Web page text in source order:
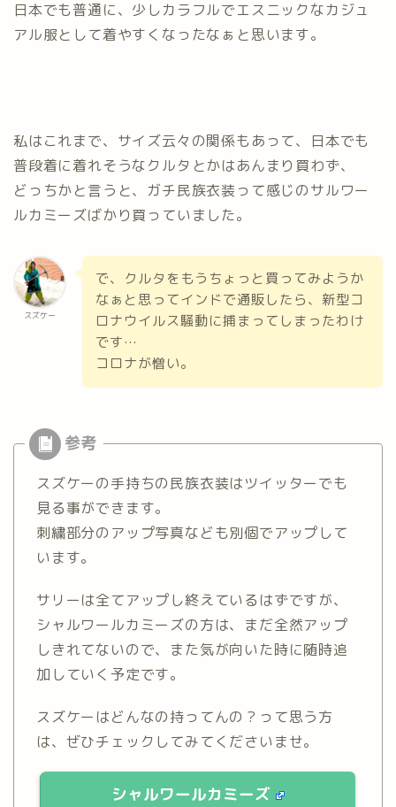
日本でも普通に、少しカラフルでエスニックなカジュ
アル服として着やすくなったなぁと思います。
私はこれまで、サイズ云々の関係もあって、日本でも
普段着に着れそうなクルタとかはあんまり買わず、
どっちかと言うと、ガチ民族衣装って感じのサルワー
ルカミーズばかり買っていました。
スズケー
で、クルタをもうちょっと買ってみようか
なぁと思ってインドで通販したら、新型コ
ロナウイルス騒動に捕まってしまったわけ
です…
コロナが憎い。
スズケーの手持ちの民族衣装はツイッターでも
見る事ができます。
刺繍部分のアップ写真なども別個でアップして
います。
サリーは全てアップし終えているはずですが、
シャルワールカミーズの方は、まだ全然アップ
しきれてないので、また気が向いた時に随時追
加していく予定です。
スズケーはどんなの持ってんの？って思う方
は、ぜひチェックしてみてくださいませ。
シャルワールカミーズ